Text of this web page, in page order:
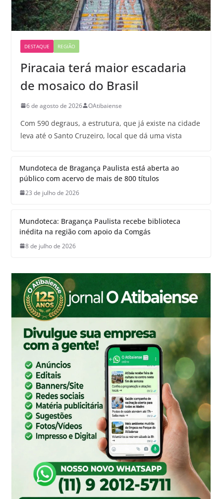
DESTAQUE REGIÃO
Piracaia terá maior escadaria
de mosaico do Brasil
6 de agosto de 2026 OAtibaiense
Com 590 degraus, a estrutura, que já existe na cidade
leva até o Santo Cruzeiro, local que dá uma vista
Mundoteca de Bragança Paulista está aberta ao
público com acervo de mais de 800 títulos
23 de julho de 2026
Mundoteca: Bragança Paulista recebe biblioteca
inédita na região com apoio da Comgás
8 de julho de 2026